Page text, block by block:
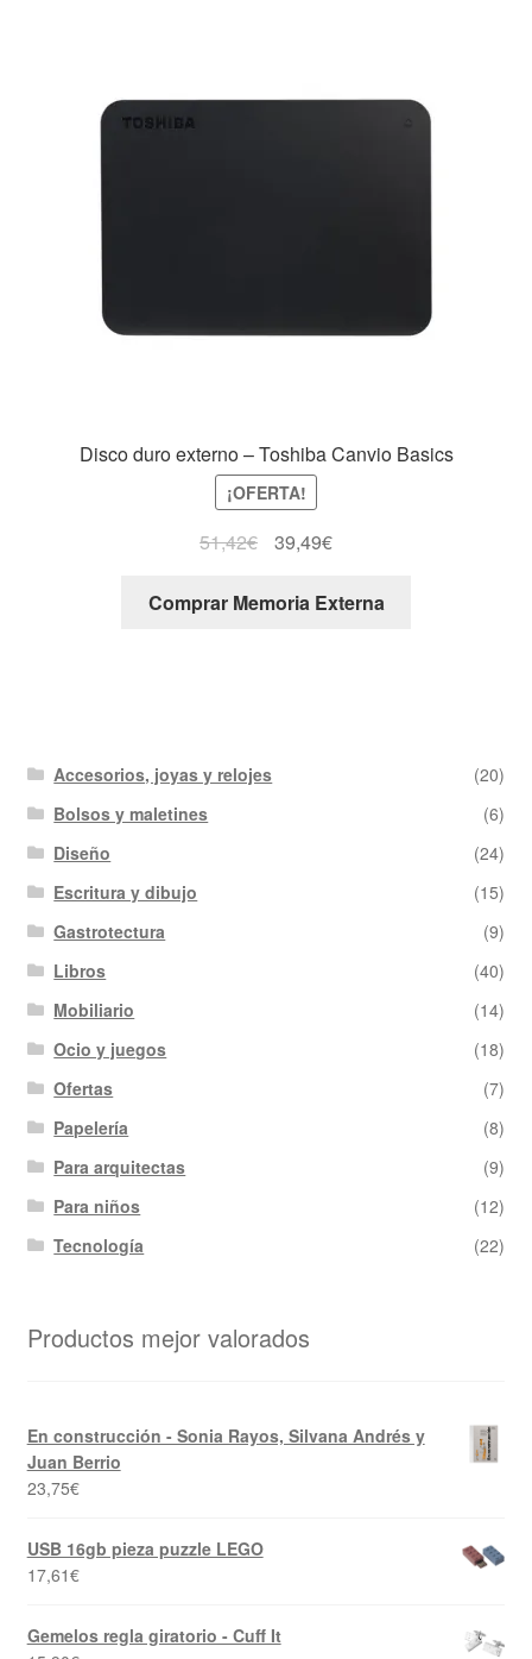
Disco duro externo – Toshiba Canvio Basics
¡OFERTA!
51,42€ 39,49€
Comprar Memoria Externa
Accesorios, joyas y relojes
(20)
Bolsos y maletines
(6)
Diseño
(24)
Escritura y dibujo
(15)
Gastrotectura
(9)
Libros
(40)
Mobiliario
(14)
Ocio y juegos
(18)
Ofertas
(7)
Papelería
(8)
Para arquitectas
(9)
Para niños
(12)
Tecnología
(22)
Productos mejor valorados
En construcción - Sonia Rayos, Silvana Andrés y
Juan Berrio
23,75€
USB 16gb pieza puzzle LEGO
17,61€
Gemelos regla giratorio - Cuff It